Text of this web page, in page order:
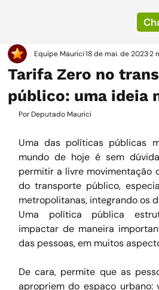
Tarifa Zero no
público: uma ideia
Equipe Maurici18 de mai. de 20232
Por Deputado Maurici
Uma das políticas públicas
mundo de hoje é sem
permitir a livre movimentação
do transporte público,
metropolitanas, integrando os
Uma política pública
impactar de maneira
das pessoas, em muitos
De cara, permite que as
apropriem do espaço urbano: